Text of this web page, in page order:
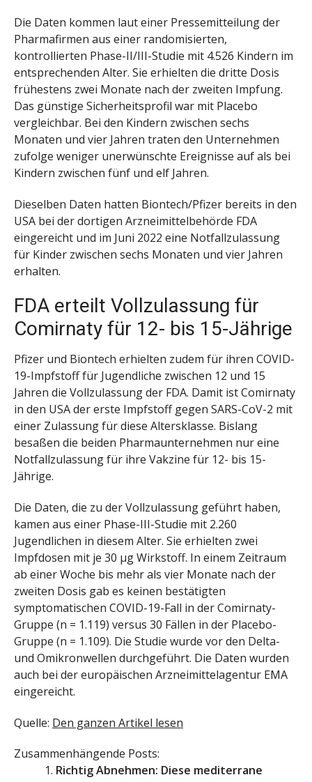
Die Daten kommen laut einer Pressemitteilung der
Pharmafirmen aus einer randomisierten,
kontrollierten Phase-II/III-Studie mit 4.526 Kindern im
entsprechenden Alter. Sie erhielten die dritte Dosis
frühestens zwei Monate nach der zweiten Impfung.
Das günstige Sicherheitsprofil war mit Placebo
vergleichbar. Bei den Kindern zwischen sechs
Monaten und vier Jahren traten den Unternehmen
zufolge weniger unerwünschte Ereignisse auf als bei
Kindern zwischen fünf und elf Jahren.
Dieselben Daten hatten Biontech/Pfizer bereits in den
USA bei der dortigen Arzneimittelbehörde FDA
eingereicht und im Juni 2022 eine Notfallzulassung
für Kinder zwischen sechs Monaten und vier Jahren
erhalten.
FDA erteilt Vollzulassung für
Comirnaty für 12- bis 15-Jährige
Pfizer und Biontech erhielten zudem für ihren COVID-
19-Impfstoff für Jugendliche zwischen 12 und 15
Jahren die Vollzulassung der FDA. Damit ist Comirnaty
in den USA der erste Impfstoff gegen SARS-CoV-2 mit
einer Zulassung für diese Altersklasse. Bislang
besaßen die beiden Pharmaunternehmen nur eine
Notfallzulassung für ihre Vakzine für 12- bis 15-
Jährige.
Die Daten, die zu der Vollzulassung geführt haben,
kamen aus einer Phase-III-Studie mit 2.260
Jugendlichen in diesem Alter. Sie erhielten zwei
Impfdosen mit je 30 µg Wirkstoff. In einem Zeitraum
ab einer Woche bis mehr als vier Monate nach der
zweiten Dosis gab es keinen bestätigten
symptomatischen COVID-19-Fall in der Comirnaty-
Gruppe (n = 1.119) versus 30 Fällen in der Placebo-
Gruppe (n = 1.109). Die Studie wurde vor den Delta-
und Omikronwellen durchgeführt. Die Daten wurden
auch bei der europäischen Arzneimittelagentur EMA
eingereicht.
Quelle: Den ganzen Artikel lesen
Zusammenhängende Posts:
Richtig Abnehmen: Diese mediterrane